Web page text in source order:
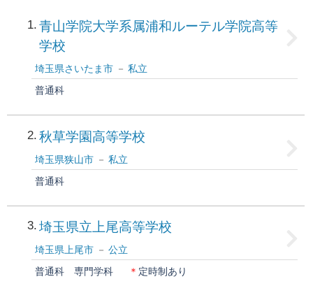
1 青山学院大学系属浦和ルーテル学院高等
学校
埼玉県さいたま市
私立
普通科
2 秋草学園高等学校
埼玉県狭山市
私立
普通科
3 埼玉県立上尾高等学校
埼玉県上尾市
公立
普通科
専門学科 ＊ 定時制あり